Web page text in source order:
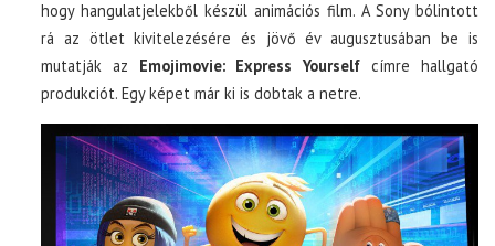
hogy hangulatjelekből készül animációs film. A Sony bólintott
rá az ötlet kivitelezésére és jövő év augusztusában be is
mutatják az Emojimovie: Express Yourself címre hallgató
produkciót. Egy képet már ki is dobtak a netre.